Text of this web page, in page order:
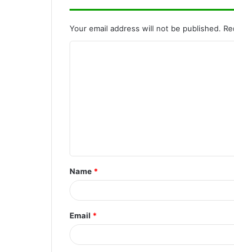
Your email address will not be published.
t
*
Name *
Email *